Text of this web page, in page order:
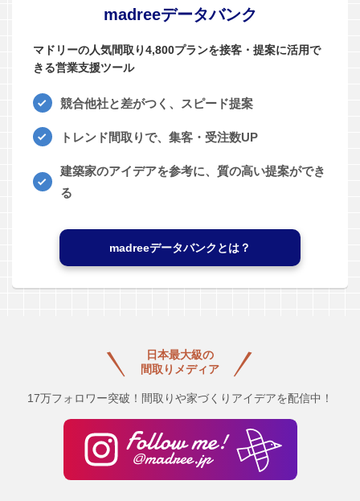
madreeデータバンク
マドリーの人気間取り4,800プランを接客・提案に活用で
きる営業支援ツール
競合他社と差がつく、スピード提案
トレンド間取りで、集客・受注数UP
建築家のアイデアを参考に、質の高い提案ができ
る
madreeデータバンクとは？
日本最大級の
間取りメディア
17万フォロワー突破！間取りや家づくりアイデアを配信中！